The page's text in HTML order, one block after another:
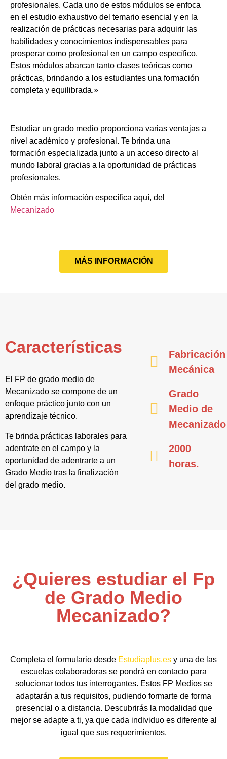
profesionales. Cada uno de estos módulos se enfoca
en el estudio exhaustivo del temario esencial y en la
realización de prácticas necesarias para adquirir las
habilidades y conocimientos indispensables para
prosperar como profesional en un campo específico.
Estos módulos abarcan tanto clases teóricas como
prácticas, brindando a los estudiantes una formación
completa y equilibrada.»
Estudiar un grado medio proporciona varias ventajas a
nivel académico y profesional. Te brinda una
formación especializada junto a un acceso directo al
mundo laboral gracias a la oportunidad de prácticas
profesionales.
Obtén más información específica aquí, del
Mecanizado
MÁS INFORMACIÓN
Características
El FP de grado medio de
Mecanizado se compone de un
enfoque práctico junto con un
aprendizaje técnico.
Te brinda prácticas laborales para
adentrate en el campo y la
oportunidad de adentrarte a un
Grado Medio tras la finalización
del grado medio.
Fabricación
Mecánica
Grado
Medio de
Mecanizado
2000
horas.
¿Quieres estudiar el Fp
de Grado Medio
Mecanizado?
Completa el formulario desde Estudiaplus.es y una de las
escuelas colaboradoras se pondrá en contacto para
solucionar todos tus interrogantes. Estos FP Medios se
adaptarán a tus requisitos, pudiendo formarte de forma
presencial o a distancia. Descubrirás la modalidad que
mejor se adapte a ti, ya que cada individuo es diferente al
igual que sus requerimientos.